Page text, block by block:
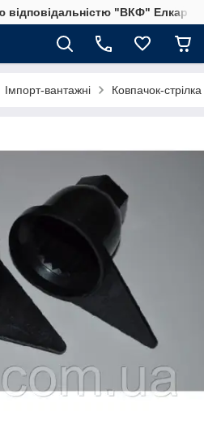
"ВКФ" Елкар"
Імпорт-вантажні Ковпачок-